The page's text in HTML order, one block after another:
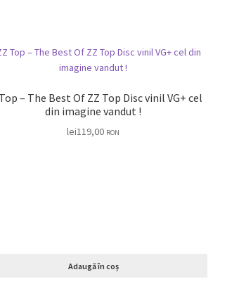
– The Best Of ZZ Top Disc vinil VG+ cel
din imagine vandut !
lei119,00 RON
Adaugă în coș